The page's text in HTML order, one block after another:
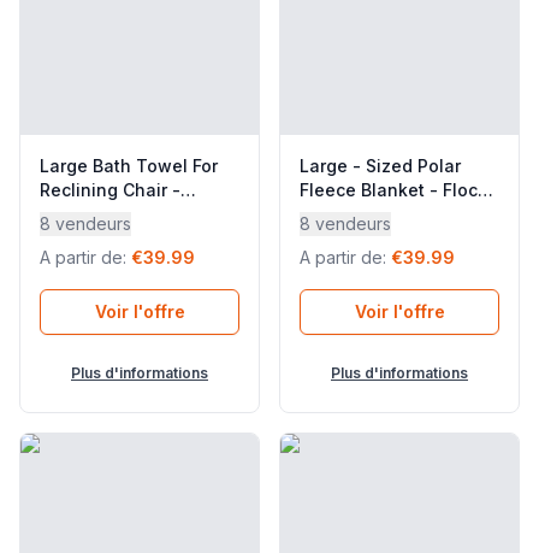
Large Bath Towel For
Reclining Chair -
Littoral - Coton - Blue
Mobilier
8 vendeurs
A partir de: €39.99
Voir l'offre
Plus d'informations
Large - Sized Polar
Fleece Blanket - Flocon
- Polaires - Blue Fjord -
8 vendeurs
A partir de: €39.99
Voir l'offre
Plus d'informations